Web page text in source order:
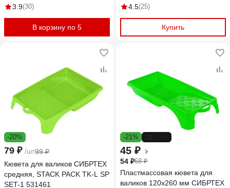
3.9(30)
В корзину по 5
4.5(25)
Купить
-20%
79 ₽ /шт99 ₽
Кювета для валиков СИБРТЕХ
средняя, STACK PACK TK-L SP
SET-1 531461
-21%
45 ₽
54 ₽68 ₽
Пластмассовая кювета для
валиков 120х260 мм СИБРТЕХ